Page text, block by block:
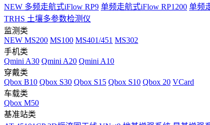
NEW 多频走航式iFlow RP9 单频走航式iFlow RP1200 单频
TRHS 土壤多参数检测仪
监测类
NEW MS200 MS100 MS401/451 MS302
手机类
Qmini A30 Qmini A20 Qmini A10
穿戴类
Qbox B10 Qbox S30 Qbox S15 Qbox S10 Qbox 20 VCard
车载类
Qbox M50
基准站类